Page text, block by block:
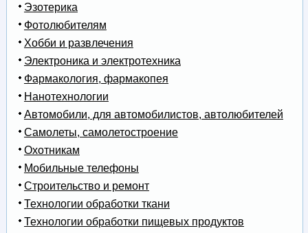
Эзотерика
Фотолюбителям
Хобби и развлечения
Электроника и электротехника
Фармакология, фармакопея
Нанотехнологии
Автомобили, для автомобилистов, автолюбителей
Самолеты, самолетостроение
Охотникам
Мобильные телефоны
Строительство и ремонт
Технологии обработки ткани
Технологии обработки пищевых продуктов